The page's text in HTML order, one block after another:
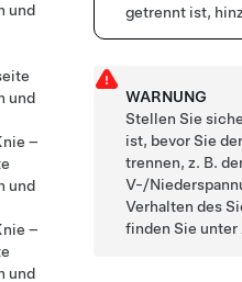
getrennt ist,
WARNUNG
Stellen Sie
ist, bevor Sie
trennen, z. B.
V-/
Verhalten des
finden Sie unter
und
und
–
und
–
und